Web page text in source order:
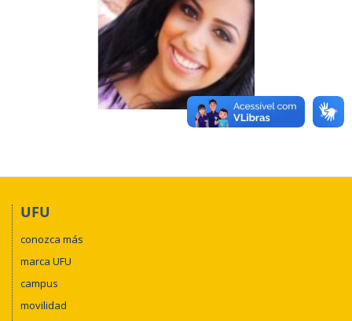
UFU
conozca más
marca UFU
campus
movilidad